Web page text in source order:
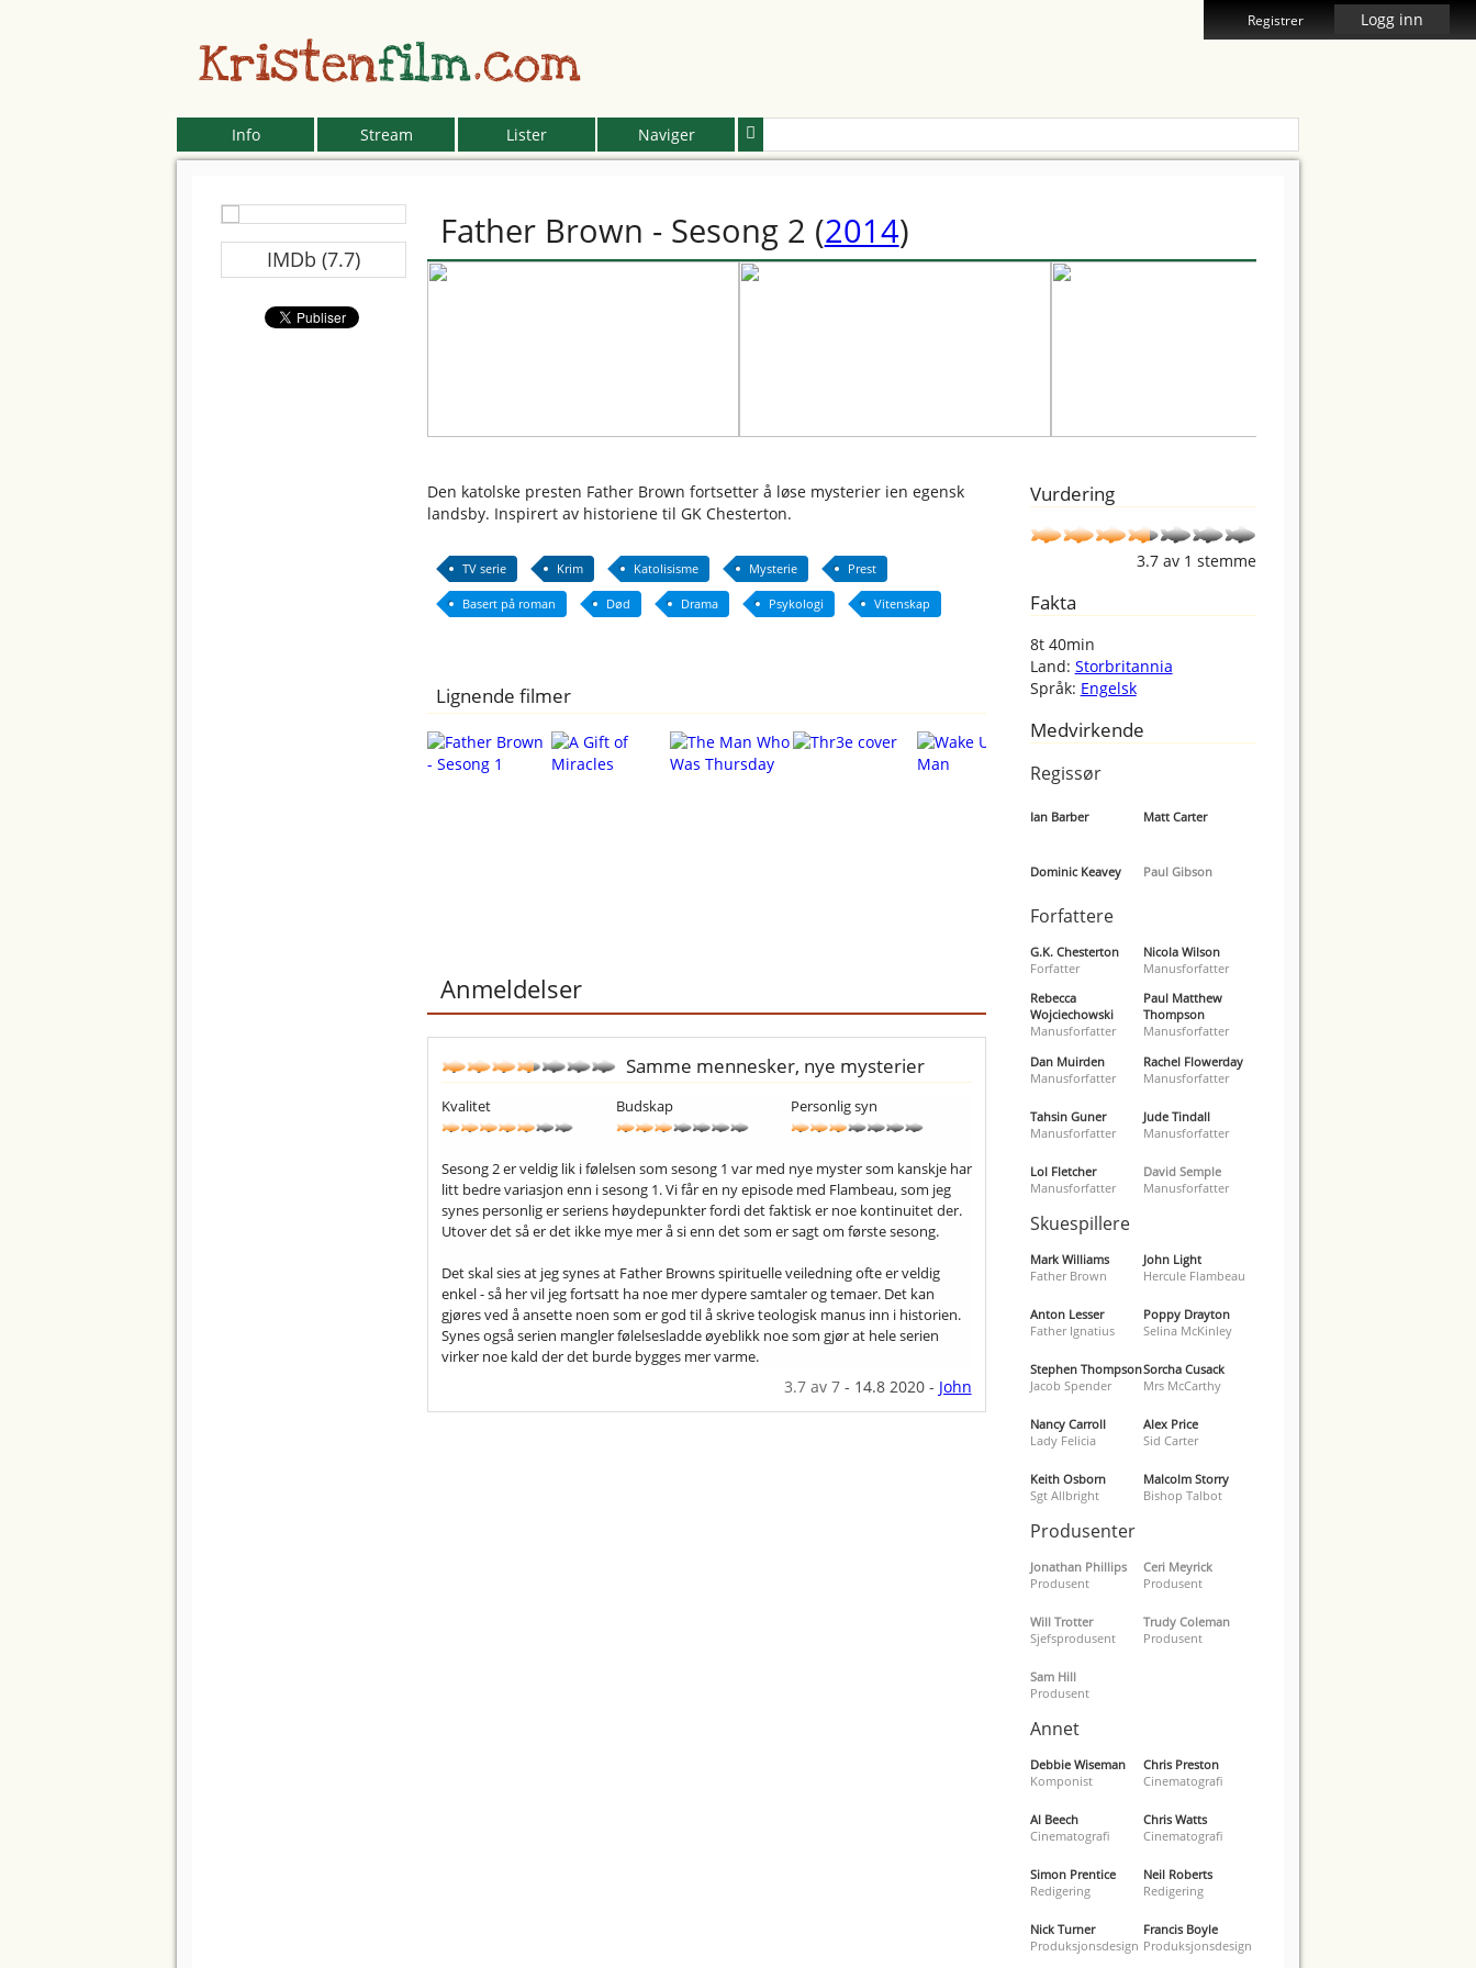
Registrer Logg inn
Kristenfilm.com
Info Stream Lister Naviger
IMDb (7.7)
Father Brown - Sesong 2 (2014)
Den katolske presten Father Brown fortsetter å løse mysterier ien egensk
landsby. Inspirert av historiene til GK Chesterton.
TV serie Krim Katolisisme Mysterie Prest
Basert på roman Død Drama Psykologi Vitenskap
Vurdering
3.7 av 1 stemme
Fakta
8t 40min
Land: Storbritannia
Språk: Engelsk
Medvirkende
Regissør
Ian Barber Matt Carter
Dominic Keavey Paul Gibson
Forfattere
G.K. Chesterton
Forfatter
Nicola Wilson
Manusforfatter
Rebecca
Wojciechowski
Manusforfatter
Paul Matthew
Thompson
Manusforfatter
Dan Muirden
Manusforfatter
Rachel Flowerday
Manusforfatter
Tahsin Guner
Manusforfatter
Jude Tindall
Manusforfatter
Lol Fletcher
Manusforfatter
David Semple
Manusforfatter
Skuespillere
Mark Williams
Father Brown
John Light
Hercule Flambeau
Anton Lesser
Father Ignatius
Poppy Drayton
Selina McKinley
Stephen Thompson
Jacob Spender
Sorcha Cusack
Mrs McCarthy
Nancy Carroll
Lady Felicia
Alex Price
Sid Carter
Keith Osborn
Sgt Allbright
Malcolm Storry
Bishop Talbot
Produsenter
Jonathan Phillips
Produsent
Ceri Meyrick
Produsent
Will Trotter
Sjefsprodusent
Trudy Coleman
Produsent
Sam Hill
Produsent
Annet
Debbie Wiseman
Komponist
Chris Preston
Cinematografi
Al Beech
Cinematografi
Chris Watts
Cinematografi
Simon Prentice
Redigering
Neil Roberts
Redigering
Nick Turner
Produksjonsdesign
Francis Boyle
Produksjonsdesign
Lignende filmer
Anmeldelser
Samme mennesker, nye mysterier
Kvalitet Budskap Personlig syn
Sesong 2 er veldig lik i følelsen som sesong 1 var med nye myster som kanskje har
litt bedre variasjon enn i sesong 1. Vi får en ny episode med Flambeau, som jeg
synes personlig er seriens høydepunkter fordi det faktisk er noe kontinuitet der.
Utover det så er det ikke mye mer å si enn det som er sagt om første sesong.
Det skal sies at jeg synes at Father Browns spirituelle veiledning ofte er veldig
enkel - så her vil jeg fortsatt ha noe mer dypere samtaler og temaer. Det kan
gjøres ved å ansette noen som er god til å skrive teologisk manus inn i historien.
Synes også serien mangler følelsesladde øyeblikk noe som gjør at hele serien
virker noe kald der det burde bygges mer varme.
3.7av 7- 14.8 2020- John